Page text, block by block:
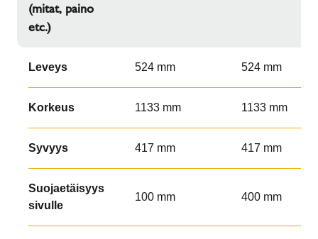
(mitat, paino
etc.)
Leveys 524 mm 524 mm
Korkeus 1133 mm 1133 mm
Syvyys 417 mm 417 mm
Suojaetäisyys
sivulle
100 mm 400 mm